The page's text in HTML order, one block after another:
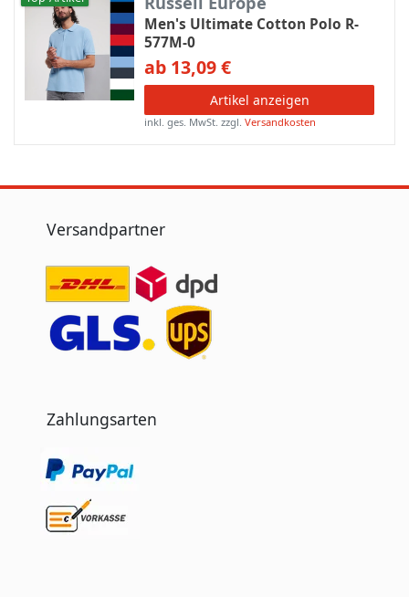
Men's Ultimate Cotton Polo R-
577M-0
ab 13,09 €
Artikel anzeigen
inkl. ges. MwSt. zzgl.Versandkosten
Versandpartner
Zahlungsarten